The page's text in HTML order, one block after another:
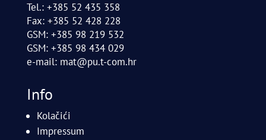
Tel.: +385 52 435 358
Fax: +385 52 428 228
GSM: +385 98 219 532
GSM: +385 98 434 029
e-mail: mat@pu.t-com.hr
Info
Kolačići
Impressum